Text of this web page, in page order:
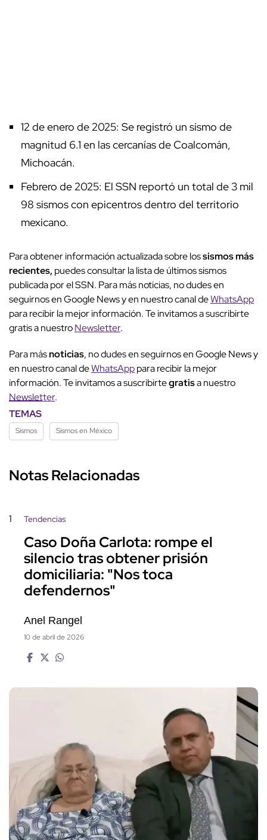
12 de enero de 2025: Se registró un sismo de
magnitud 6.1 en las cercanías de Coalcomán,
Michoacán.
Febrero de 2025: El SSN reportó un total de 3 mil
98 sismos con epicentros dentro del territorio
mexicano.
Para obtener información actualizada sobre lossismos más
recientes, puedes consultar la lista de últimos sismos
publicada por el SSN. Para más noticias, no dudes en
seguirnos en Google News y en nuestro canal deWhatsApp
para recibir la mejor información. Te invitamos a suscribirte
gratis a nuestroNewsletter.
Para másnoticias, no dudes en seguirnos en Google News y
en nuestro canal deWhatsApppara recibir la mejor
información. Te invitamos a suscribirtegratisa nuestro
Newsletter.
TEMAS
Sismos Sismos en México
Notas Relacionadas
1 Tendencias
Caso Doña Carlota: rompe el
silencio tras obtener prisión
domiciliaria: "Nos toca
defendernos"
Anel Rangel
10 de abril de 2026